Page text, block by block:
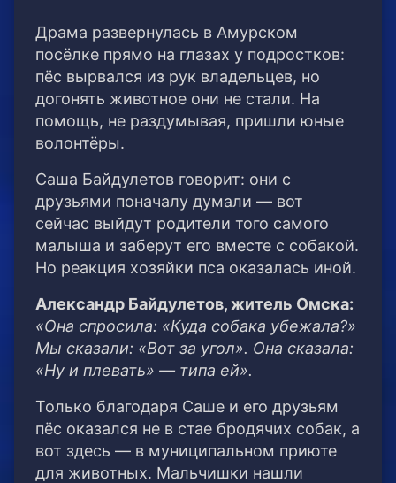
Драма развернулась в Амурском
посёлке прямо на глазах у подростков:
пёс вырвался из рук владельцев, но
догонять животное они не стали. На
помощь, не раздумывая, пришли юные
волонтёры.
Саша Байдулетов говорит: они с
друзьями поначалу думали — вот
сейчас выйдут родители того самого
малыша и заберут его вместе с собакой.
Но реакция хозяйки пса оказалась иной.
Александр Байдулетов, житель Омска:
«Она спросила: «Куда собака убежала?»
Мы сказали: «Вот за угол». Она сказала:
«Ну и плевать» — типа ей».
Только благодаря Саше и его друзьям
пёс оказался не в стае бродячих собак, а
вот здесь — в муниципальном приюте
для животных. Мальчишки нашли